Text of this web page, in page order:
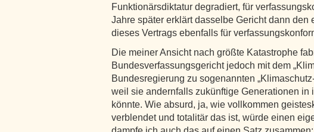
Funktionärsdiktatur degradiert, für
Jahre später erklärt dasselbe Gericht dann den
dieses Vertrags ebenfalls für
Die meiner Ansicht nach größte Katastrophe
Bundesverfassungsgericht jedoch mit dem
Bundesregierung zu sogenannten
weil sie andernfalls zukünftige Generationen in
könnte. Wie absurd, ja, wie vollkommen
verblendet und totalitär das ist, würde einen